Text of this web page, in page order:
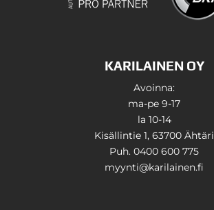
KARILAINEN OY
Avoinna:
ma-pe 9-17
la 10-14
Kisällintie 1, 63700 Ähtäri
Puh. 0400 600 775
myynti@karilainen.fi